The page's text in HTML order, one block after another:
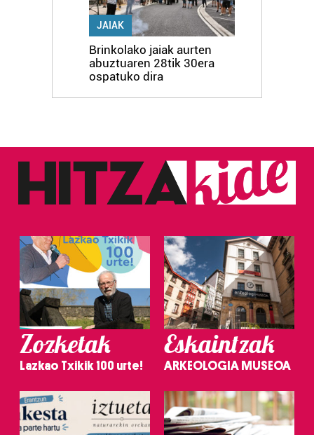
JAIAK
Brinkolako jaiak aurten
abuztuaren 28tik 30era
ospatuko dira
Zozketak
Lazkao Txikik 100 urte!
Eskaintzak
ARKEOLOGIA MUSEOA